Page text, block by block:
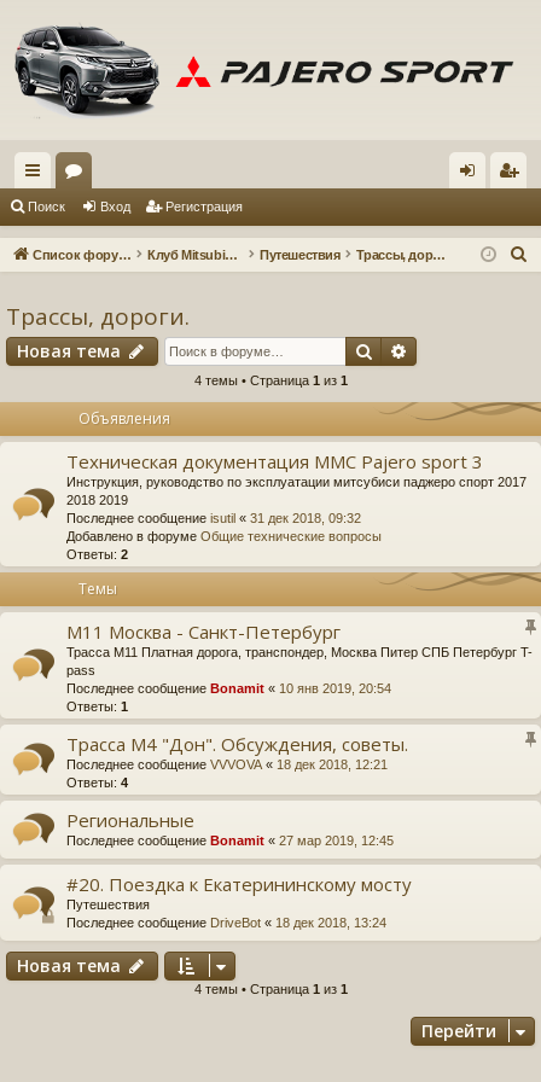
с
ы
и
ум д ис
Поиск Вход Регистрация
Список форумов Клуб Mitsubishi Pajero Sport 3 Путешествия Трассы, дороги.
Трассы, дороги.
Новая тема Поиск
4 темы • Страница 1 из 1
Объявления
Техническая документация MMC Pajero sport 3
Инструкция, руководство по эксплуатации митсубиси паджеро спорт 2017
2018 2019
Последнее сообщение isutil « 31 дек 2018, 09:32
Добавлено в форуме Общие технические вопросы
Ответы: 2
Темы
М11 Москва - Санкт-Петербург
Трасса М11 Платная дорога, транспондер, Москва Питер СПБ Петербург T-
pass
Последнее сообщение Bonamit « 10 янв 2019, 20:54
Ответы: 1
Трасса М4 "Дон". Обсуждения, советы.
Последнее сообщение VVVOVA « 18 дек 2018, 12:21
Ответы: 4
Региональные
Последнее сообщение Bonamit « 27 мар 2019, 12:45
#20. Поездка к Екатерининскому мосту
Путешествия
Последнее сообщение DriveBot « 18 дек 2018, 13:24
Новая тема
4 темы • Страница 1 из 1
Перейти